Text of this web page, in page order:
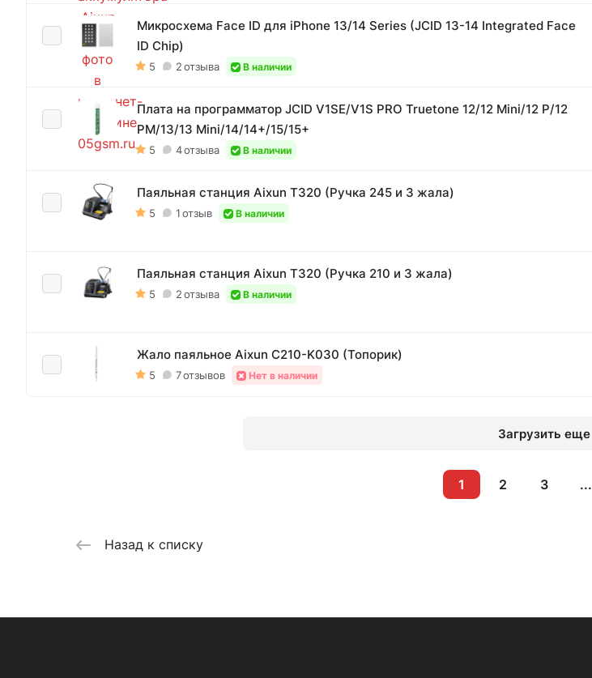
Микросхема Face ID для iPhone 13/14 Series (JCID 13-14 Integrated Face
ID Chip)
5 2отзыва В наличии
Плата на программатор JCID V1SE/V1S PRO Truetone 12/12 Mini/12 P/12
PM/13/13 Mini/14/14+/15/15+
5 4отзыва В наличии
Паяльная станция Aixun T320 (Ручка 245 и 3 жала)
5 1отзыв В наличии
Паяльная станция Aixun T320 (Ручка 210 и 3 жала)
5 2отзыва В наличии
Жало паяльное Aixun C210-K030 (Топорик)
5 7отзывов Нет в наличии
Загрузить еще
1 2 3 ...
Назад к списку